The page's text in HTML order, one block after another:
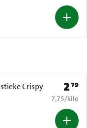
Crispy
Prijs:
279
€ 7,75 per
7,75/kilo